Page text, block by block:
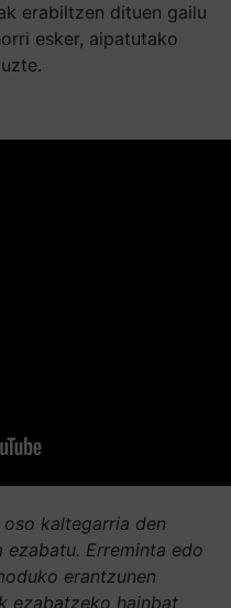
erabiltzen dituen gailu
esker, aipatutako
kaltegarria den
ezabatu. Erreminta edo
erantzunen
ezabatzeko hainbat